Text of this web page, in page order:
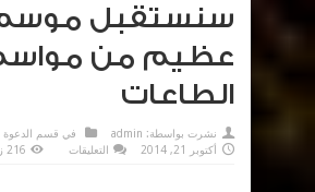
سنستقبل
عظيم من
الطاعات
نشرت بواسطة: admin في قسم الدعوة
أكتوبر 21, 2014
التعليقات 216 زيارة